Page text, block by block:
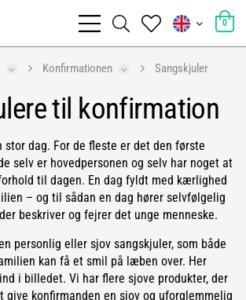
0
Konfirmationen Sangskjuler
til konfirmation
stor dag. For de fleste er det den første
selv er hovedpersonen og selv har noget at
til dagen. En dag fyldt med kærlighed
– og til sådan en dag hører selvfølgelig
beskriver og fejrer det unge menneske.
personlig eller sjov sangskjuler, som både
kan få et smil på læben over. Her
i billedet. Vi har flere sjove produkter, der
konfirmanden en sjov og uforglemmelig